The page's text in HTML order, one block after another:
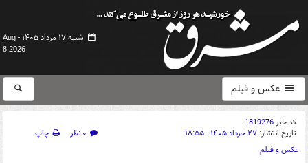
شنبه ۱۷ مرداد ۱۴۰۵ -
Aug
8 2026
عکس و فیلم
کد خبر1819276
تاریخ انتشار: ۲۷ خرداد ۱۴۰۵ - ۱۸:۵۵ ۰ نظر
چاپ
عکس و فیلم